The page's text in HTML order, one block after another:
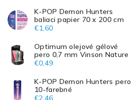
K-POP Demon Hunters
baliaci papier 70 x 200 cm
€1,60
Optimum olejové gélové
pero 0,7 mm Vinson Nature
€0,49
K-POP Demon Hunters pero
10-farebné
€2,46